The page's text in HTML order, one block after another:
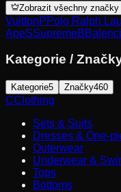
Zobrazit všechny značky
VuittonPPolo Ralph
ApeSSupremeB
Kategorie /
Kategorie5 Značky460
CClothing
Sets & Suits
Dresses & One-
Outerwear
Underwear &
Tops
Bottoms